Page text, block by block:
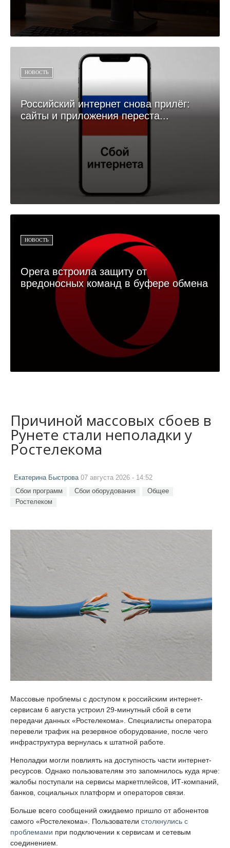
НОВОСТЬ
Российский интернет снова прилёг:
сайты и приложения переста...
НОВОСТЬ
Opera встроила защиту от
вредоносных команд в буфере обмена
Причиной массовых сбоев в
Рунете стали неполадки у
Ростелекома
Екатерина Быстрова 07 августа 2026 - 14:52
Сбои программ Сбои оборудования
Общее
Ростелеком
Массовые проблемы с доступом к российским интернет-
сервисам 6 августа устроил 29-минутный сбой в сети
передачи данных «Ростелекома». Специалисты оператора
перевели трафик на резервное оборудование, после чего
инфраструктура вернулась к штатной работе.
Неполадки могли повлиять на доступность части интернет-
ресурсов. Однако пользователям это запомнилось куда ярче:
жалобы поступали на сервисы маркетплейсов, ИТ-компаний,
банков, социальных платформ и операторов связи.
Больше всего сообщений ожидаемо пришло от абонентов
самого «Ростелекома». Пользователи столкнулись с
проблемами при подключении к сервисам и сетевым
соединением.